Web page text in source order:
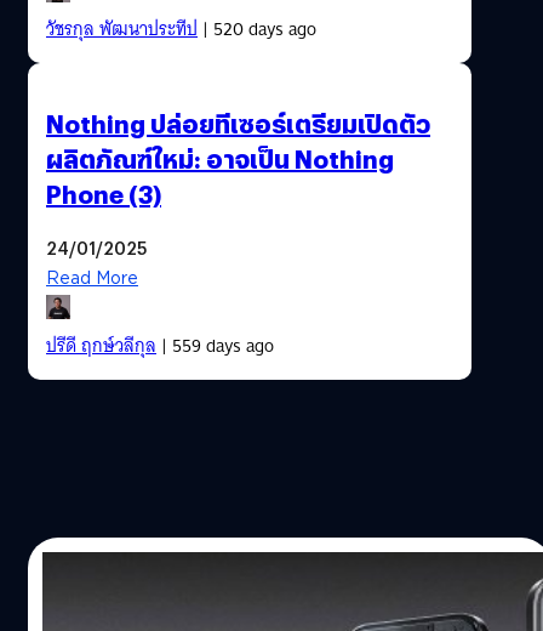
วัชรกุล พัฒนาประทีป| 520 days ago
Nothing ปล่อยทีเซอร์เตรียมเปิดตัว
ผลิตภัณฑ์ใหม่: อาจเป็น Nothing
Phone (3)
24/01/2025
Read More
ปรีดี ฤกษ์วลีกุล| 559 days ago
Nothing Phone (3a) จะเปลี่ยนไปใช้ชิป